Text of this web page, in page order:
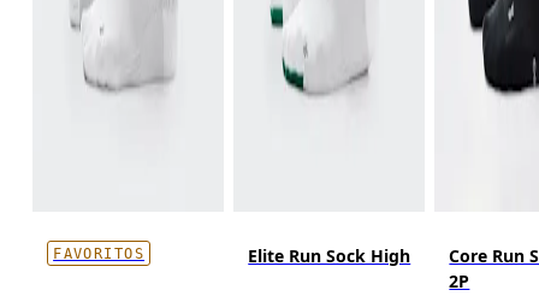
FAVORITOS Elite Run Sock High
Core Run
2P